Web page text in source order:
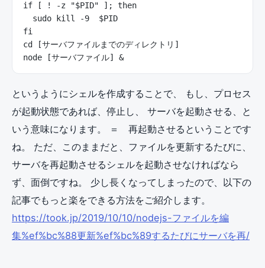
if [ ! -z "$PID" ]; then
  sudo kill -9  $PID
fi
cd [サーバファイルまでのディレクトリ]
node [サーバファイル] &
というようにシェルを作成することで、 もし、プロセス
が起動状態であれば、停止し、 サーバを起動させる、と
いう意味になります。 ＝ 再起動させるということです
ね。 ただ、このままだと、ファイルを更新するたびに、
サーバを再起動させるシェルを起動させなければなら
ず、面倒ですね。 少し長くなってしまったので、以下の
記事でもっと楽をできる方法をご紹介します。
https://took.jp/2019/10/10/nodejs-ファイルを編
集%ef%bc%88更新%ef%bc%89するたびにサーバを再/